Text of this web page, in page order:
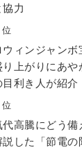
力
位
ウィンジャン
り上がりにあや
利き人が紹介
位
代高騰にどう
説した「節電